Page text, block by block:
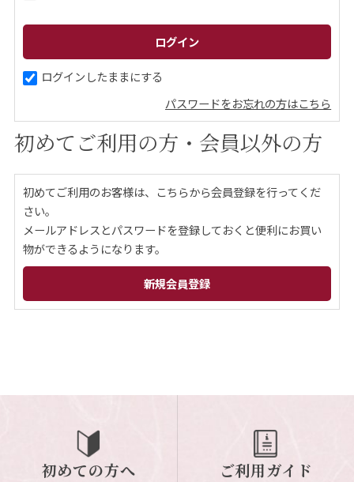
ギフトサービス
について
お問い合わせ
0120-12-2486
【営業時間】8:30～17:30
休業日：日曜・祝日／土曜は不定休
お問い合わせフォームはこちら
ログインしたままにする
パスワードをお忘れの方はこちら
初めてご利用の方・会員以外の方
初めてご利用のお客様は、こちらから会員登録を行ってくだ
さい。
メールアドレスとパスワードを登録しておくと便利にお買い
物ができるようになります。
初めての方へ ご利用ガイド